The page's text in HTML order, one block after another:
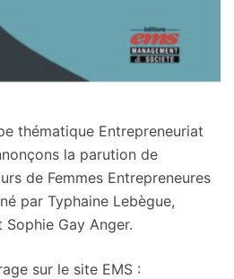
thématique Entrepreneuriat
la parution de
de Femmes Entrepreneures
par Typhaine Lebègue,
Gay Anger.
sur le site EMS :